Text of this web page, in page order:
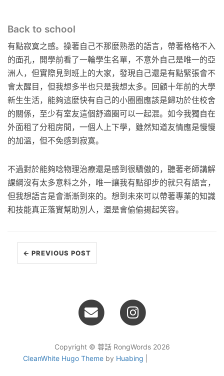
Back to school
有點寂寞之感。操著自己不那麼熟悉的語言，帶著格格不入
的面孔，開學前看了一輪學生名單，不意外自己是唯一的亞
洲人，但實際見到班上的大家，發現自己還是有點緊張會不
會太醒目，但我想多半也只是我想太多。回顧十年前的大學
新生生活，能夠這麼快有自己的小圈圈應該是歸功於住校舍
的關係，至少有室友這個舒適圈可以一起混。如今我獨自在
外面租了分租房間，一個人上下學，雖然知道友情應是慢慢
的加溫，但不免感到寂寞。
不過對於能夠唸物理治療還是感到很驕傲的，聽著老師講解
課綱沒有太多意料之外，唯一讓我有點卻步的就只有語言，
但我想語言是會漸漸到來的。想到未來可以帶著專業的知識
和技能真正落實幫助別人，還是會偷偷揚起笑容。
← PREVIOUS POST
Copyright © 蓉話 RongWords 2026
CleanWhite Hugo Theme by Huabing